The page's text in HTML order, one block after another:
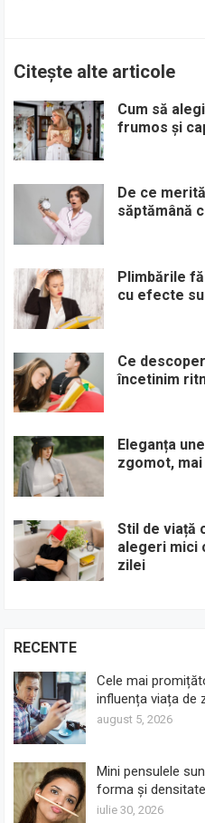
Citește alte articole
Cum să
frumos și
De ce
săptămână
Plimbările
cu efecte
Ce
încetinim
Eleganța
zgomot,
Stil de viață
alegeri mici
zilei
RECENTE
Cele mai
influența viața de
august 5, 2026
Mini pensulele
forma și
iulie 30, 2026